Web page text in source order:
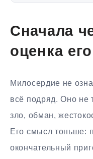
Сначала
оценка
Милосердие не
всё подряд. Оно не
зло, обман,
Его смысл тоньше:
окончательный